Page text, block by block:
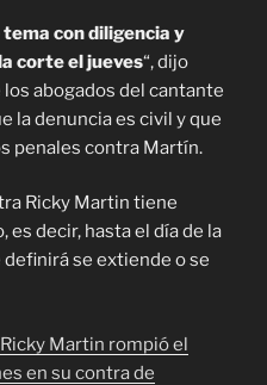
con diligencia y
corte el jueves“, dijo
abogados del cantante
la denuncia es civil y que
penales contra Martín.
Ricky Martin tiene
es decir, hasta el día de la
se extiende o se
Ricky Martin rompió el
en su contra de